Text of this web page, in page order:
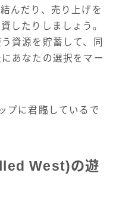
んだり、売り上げを
したりしましょう。
資源を貯蓄して、同
あなたの選択をマー
プに君臨しているで
West)の遊